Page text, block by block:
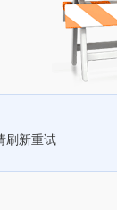
刷新重试